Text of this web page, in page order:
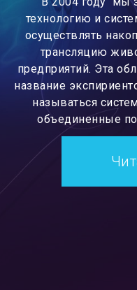
технологию и
осуществлять
трансляцию
предприятий. Эта
название
называться
объединенные